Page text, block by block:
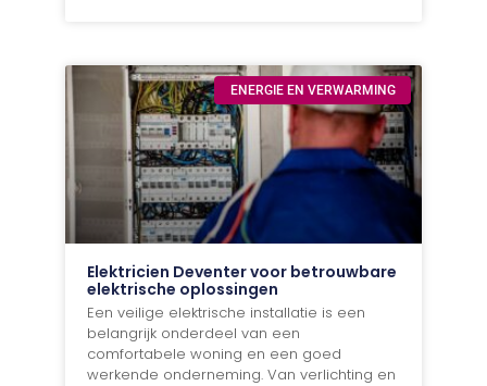
ENERGIE EN VERWARMING
Elektricien Deventer voor betrouwbare
elektrische oplossingen
Een veilige elektrische installatie is een
belangrijk onderdeel van een
comfortabele woning en een goed
werkende onderneming. Van verlichting en